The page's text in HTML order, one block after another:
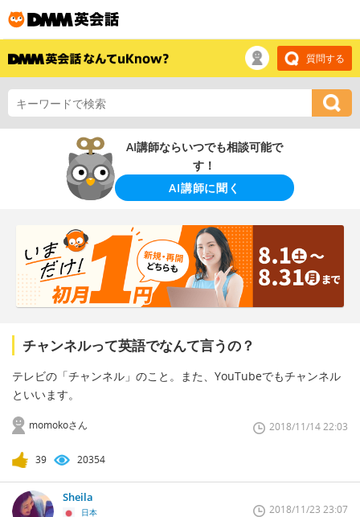
質問する
AI講師ならいつでも相談可能で
す！
AI講師に聞く
チャンネルって英語でなんて言うの？
テレビの「チャンネル」のこと。また、YouTubeでもチャンネル
といいます。
momokoさん 2018/11/14 22:03
39 20354
Sheila
日本 2018/11/23 23:07